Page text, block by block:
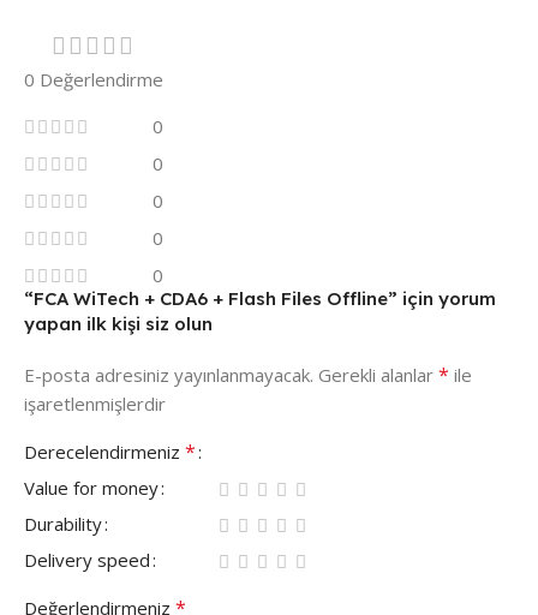
0 Değerlendirme
0
0
0
0
0
“FCA WiTech + CDA6 + Flash Files Offline” için yorum
yapan ilk kişi siz olun
E-posta adresiniz yayınlanmayacak. Gerekli alanlar * ile
işaretlenmişlerdir
Derecelendirmeniz *
Value for money
Durability
Delivery speed
Değerlendirmeniz *